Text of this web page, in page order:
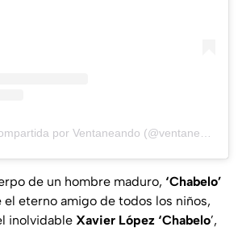
Una publicación compartida por Ventaneando (@ventaneandouno)
de un hombre maduro, ‘Chabelo’
el eterno amigo de todos los niños,
inolvidable Xavier López ‘Chabelo’,